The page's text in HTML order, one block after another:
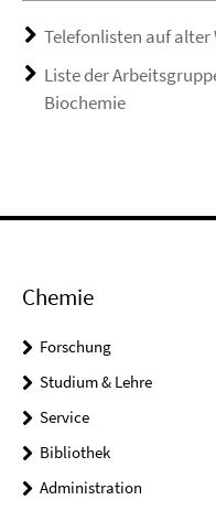
Telefonlisten auf alter
Liste der
Biochemie
Chemie
Forschung
Studium & Lehre
Service
Bibliothek
Administration